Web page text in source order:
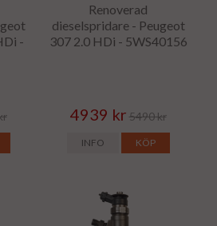
-
Renoverad
dieselspridare - Peugeot
307 2.0 HDi - 5WS40156
4939 kr 5490 kr
INFO KÖP